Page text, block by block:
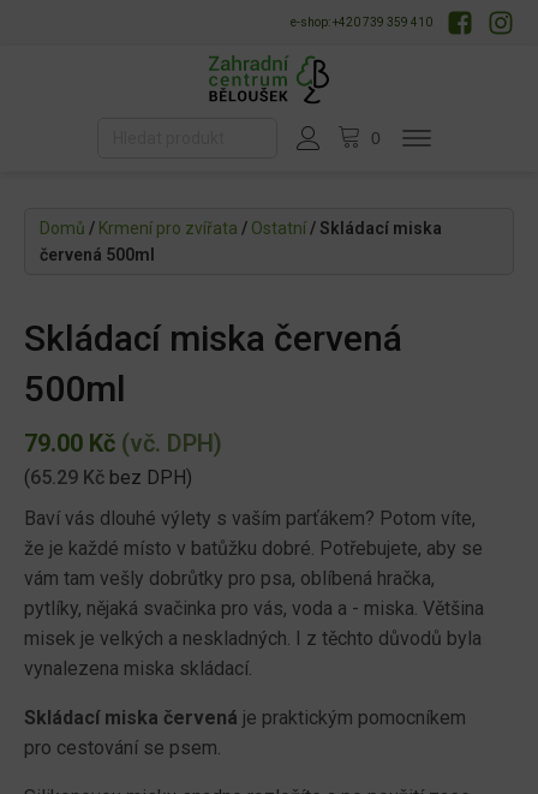
e-shop: +420 739 359 410
Domů / Krmení pro zvířata / Ostatní/ Skládací miska
červená 500ml
Skládací miska červená
500ml
79.00 Kč (vč. DPH)
(65.29 Kč bez DPH)
Baví vás dlouhé výlety s vaším parťákem? Potom víte,
že je každé místo v batůžku dobré. Potřebujete, aby se
vám tam vešly dobrůtky pro psa, oblíbená hračka,
pytlíky, nějaká svačinka pro vás, voda a - miska. Většina
misek je velkých a neskladných. I z těchto důvodů byla
vynalezena miska skládací.
Skládací miska červená je praktickým pomocníkem
pro cestování se psem.